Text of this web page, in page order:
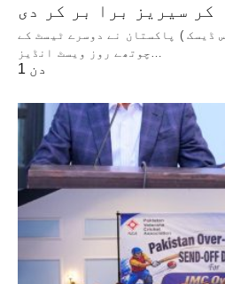
کر سیریز برا بر کر دی
ڈیسک ) پاکستان نے دوسرے ٹیسٹ کے
چوتھے روز ویسٹ انڈیز…
1 دن